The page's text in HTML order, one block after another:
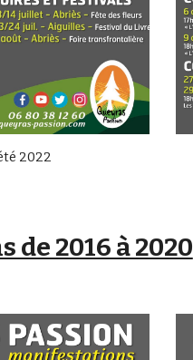
2022
2016 à 2020